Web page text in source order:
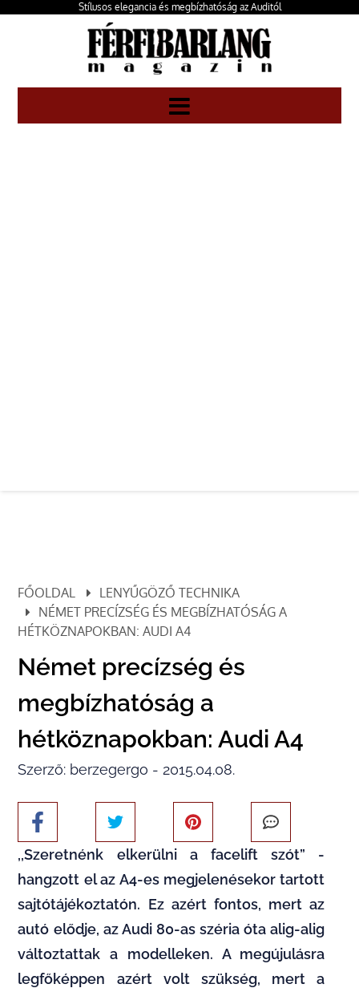
Stílusos elegancia és megbízhatóság az Auditól
FŐOLDAL
LENYŰGÖZŐ TECHNIKA
NÉMET PRECÍZSÉG ÉS MEGBÍZHATÓSÁG A
HÉTKÖZNAPOKBAN: AUDI A4
Német precízség és
megbízhatóság a
hétköznapokban: Audi A4
Szerző: berzegergo - 2015.04.08.
,,Szeretnénk elkerülni a facelift szót” -
hangzott el az A4-es megjelenésekor tartott
sajtótájékoztatón. Ez azért fontos, mert az
autó elődje, az Audi 80-as széria óta alig-alig
változtattak a modelleken. A megújulásra
legfőképpen azért volt szükség, mert a